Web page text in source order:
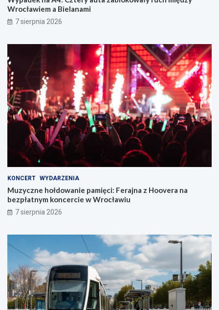
Wrocławiem a Bielanami
7 sierpnia 2026
KONCERT WYDARZENIA
Muzyczne hołdowanie pamięci: Ferajna z Hoovera na
bezpłatnym koncercie w Wrocławiu
7 sierpnia 2026